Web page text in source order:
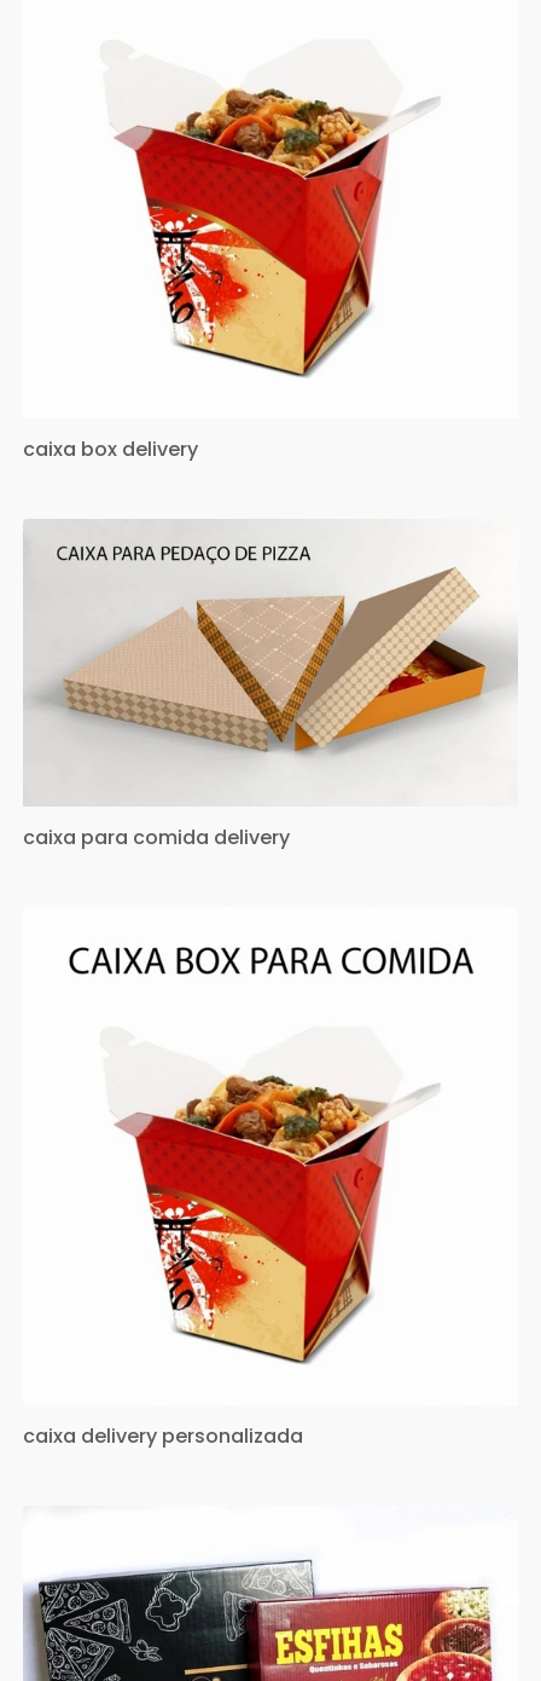
caixa box delivery
caixa para comida delivery
caixa delivery personalizada